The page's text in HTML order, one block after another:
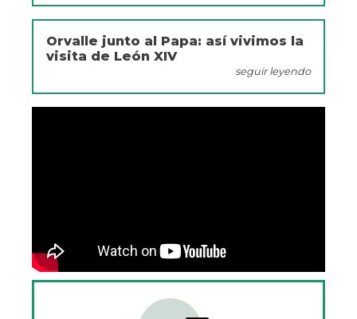
Orvalle junto al Papa: así vivimos la
visita de León XIV
seguir leyendo